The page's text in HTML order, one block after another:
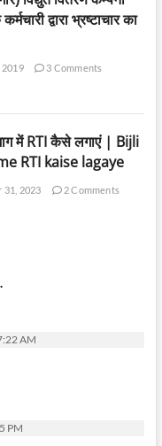
द्वारा भ्रष्टाचार का
3 Comments
में RTI कैसे लगाएं | Bijli
RTI kaise lagaye
31, 2023 2 Comments
AM
PM